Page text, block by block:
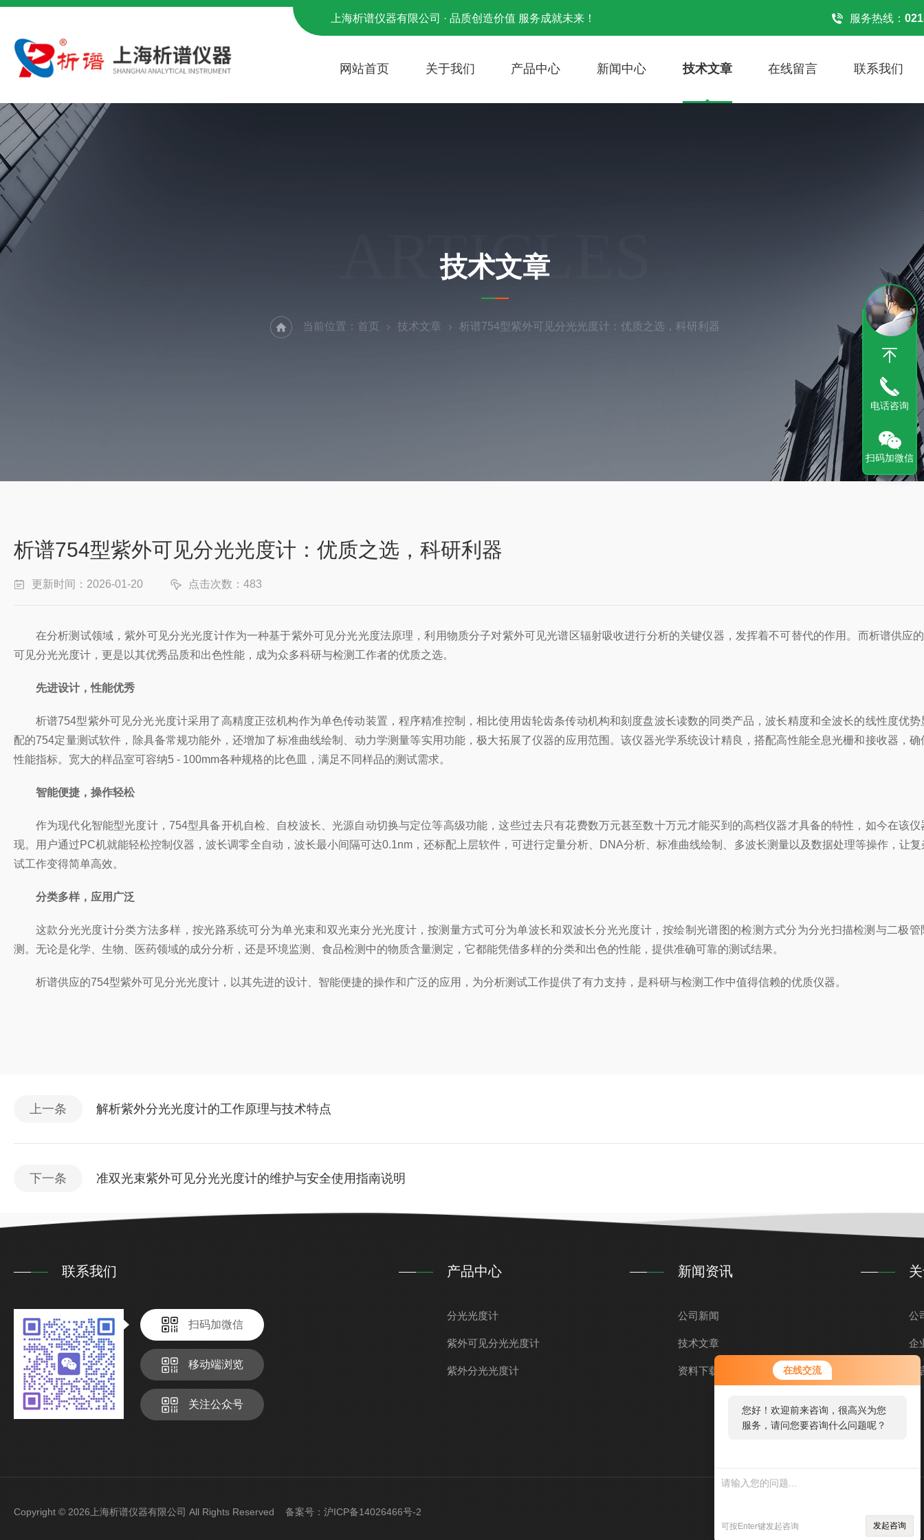
在线交流
您好！欢迎前来咨询，很高兴为您
服务，请问您要咨询什么问题呢？
可按Enter键发起咨询 发起咨询
上海析谱仪器有限公司 · 品质创造价值 服务成就未来！ 服务热线：
网站首页 关于我们 产品中心 新闻中心 技术文章 在线留言 联系我们
ARTICLES
技术文章
当前位置： 首页 技术文章 析谱754型紫外可见分光光度计：优质之选，科研利器
析谱754型紫外可见分光光度计：优质之选，科研利器
更新时间：2026-01-20 点击次数：483
在分析测试领域，紫外可见分光光度计作为一种基于紫外可见分光光度法原理，利用物质分子对紫外可见光谱区辐射吸收进行分析的关键仪器，发挥着不可替代的作用。而析谱供应的
可见分光光度计，更是以其优秀品质和出色性能，成为众多科研与检测工作者的优质之选。
先进设计，性能优秀
析谱754型紫外可见分光光度计采用了高精度正弦机构作为单色传动装置，程序精准控制，相比使用齿轮齿条传动机构和刻度盘波长读数的同类产品，波长精度和全波长的线性度优势
配的754定量测试软件，除具备常规功能外，还增加了标准曲线绘制、动力学测量等实用功能，极大拓展了仪器的应用范围。该仪器光学系统设计精良，搭配高性能全息光栅和接收器，确
性能指标。宽大的样品室可容纳5 - 100mm各种规格的比色皿，满足不同样品的测试需求。
智能便捷，操作轻松
作为现代化智能型光度计， 754型具备开机自检、自校波长、光源自动切换与定位等高级功能，这些过去只有花费数万元甚至数十万元才能买到的高档仪器才具备的特性，如今在该仪
现。用户通过PC机就能轻松控制仪器，波长调零全自动，波长最小间隔可达0.1nm，还标配上层软件，可进行定量分析、 DNA分析、标准曲线绘制、多波长测量以及数据处理等操作，让
试工作变得简单高效。
分类多样，应用广泛
这款分光光度计分类方法多样，按光路系统可分为单光束和双光束分光光度计，按测量方式可分为单波长和双波长分光光度计，按绘制光谱图的检测方式分为分光扫描检测与二极管
测。无论是化学、生物、医药领域的成分分析，还是环境监测、食品检测中的物质含量测定，它都能凭借多样的分类和出色的性能，提供准确可靠的测试结果。
析谱供应的754型紫外可见分光光度计，以其先进的设计、智能便捷的操作和广泛的应用，为分析测试工作提供了有力支持，是科研与检测工作中值得信赖的优质仪器。
上一条 解析紫外分光光度计的工作原理与技术特点
下一条 准双光束紫外可见分光光度计的维护与安全使用指南说明
联系我们
扫码加微信
移动端浏览
关注公众号
产品中心
分光光度计
紫外可见分光光度计
紫外分光光度计
新闻资讯
公司新闻
技术文章
资料下载
公
企
Copyright © 2026上海析谱仪器有限公司 All Rights Reserved 备案号： 沪ICP备14026466号-2
电话咨询
扫码加微信